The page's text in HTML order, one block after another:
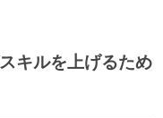
キルを上げるため